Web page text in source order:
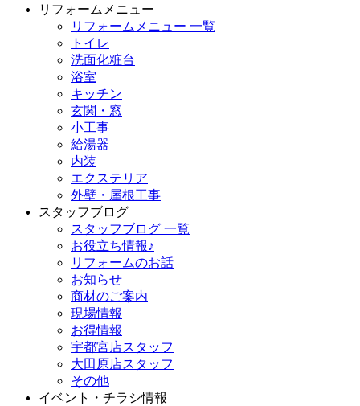
リフォームメニュー
リフォームメニュー 一覧
トイレ
洗面化粧台
浴室
キッチン
玄関・窓
小工事
給湯器
内装
エクステリア
外壁・屋根工事
スタッフブログ
スタッフブログ 一覧
お役立ち情報♪
リフォームのお話
お知らせ
商材のご案内
現場情報
お得情報
宇都宮店スタッフ
大田原店スタッフ
その他
イベント・チラシ情報